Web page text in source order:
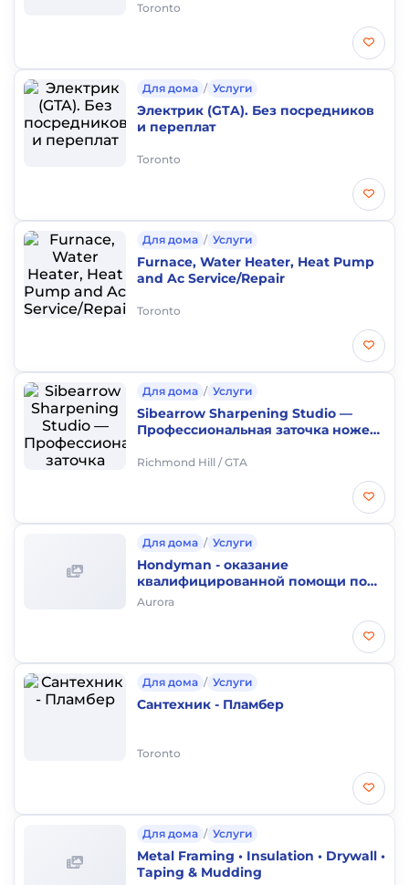
Toronto
Для дома / Услуги
Электрик (GTA). Без посредников
и переплат
Toronto
Для дома / Услуги
Furnace, Water Heater, Heat Pump
and Ac Service/Repair
Toronto
Для дома / Услуги
Sibearrow Sharpening Studio —
Профессиональная заточка ножей
Richmond Hill / GTA
Для дома / Услуги
Hondyman - оказание
квалифицированной помощи по
дому и прилегающей территории
Aurora
Для дома / Услуги
Сантехник - Пламбер
Toronto
Для дома / Услуги
Metal Framing • Insulation • Drywall •
Taping & Mudding